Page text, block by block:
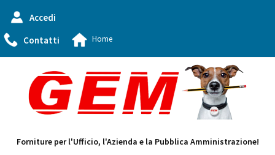
Accedi
Contatti
Home
Forniture per l'Ufficio, l'Azienda e la Pubblica Amministrazione!